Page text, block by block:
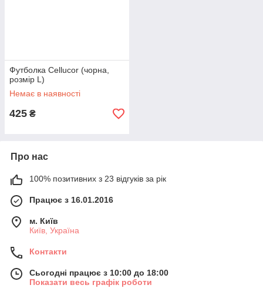
Футболка Cellucor (чорна,
розмір L)
Немає в наявності
425 ₴
Про нас
100% позитивних з 23 відгуків за рік
Працює з 16.01.2016
м. Київ
Київ, Україна
Контакти
Сьогодні працює з 10:00 до 18:00
Показати весь графік роботи